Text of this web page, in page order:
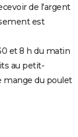
de l'argent
est
et 8 h du matin
au petit-
mange du poulet